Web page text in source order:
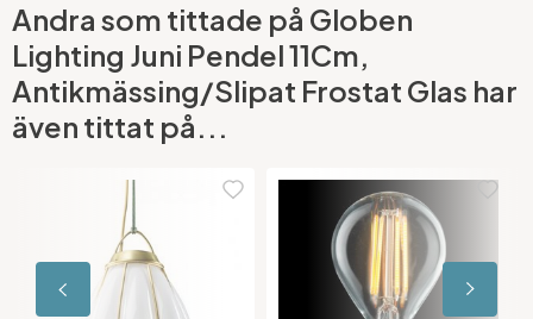
Andra som tittade på Globen
Lighting Juni Pendel 11Cm,
Antikmässing/Slipat Frostat Glas har
även tittat på...